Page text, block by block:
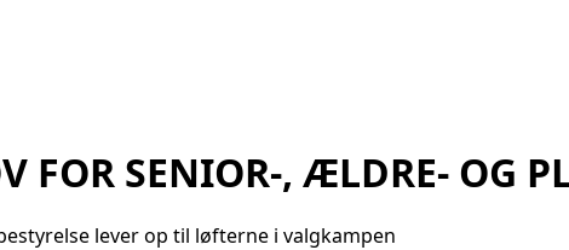
FOR SENIOR-, ÆLDRE- OG
lever op til løfterne i valgkampen